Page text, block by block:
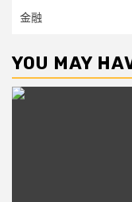
金融
YOU MAY